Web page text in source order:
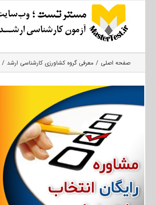
صفحه اصلی معرفی گروه کشاورزی کارشناسی ارشد